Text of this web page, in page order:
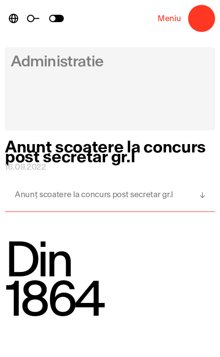
content
Meniu
Administratie
Anunț scoatere la concurs
post secretar gr.I
16.09.2022
Anunț scoatere la concurs post secretar gr.I
Din
1864